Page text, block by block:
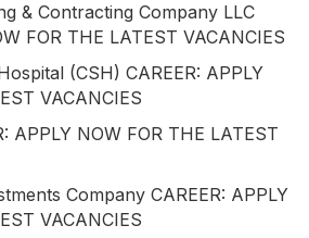
& Contracting Company LLC
FOR THE LATEST VACANCIES
(CSH) CAREER: APPLY
VACANCIES
APPLY NOW FOR THE LATEST
Company CAREER: APPLY
VACANCIES